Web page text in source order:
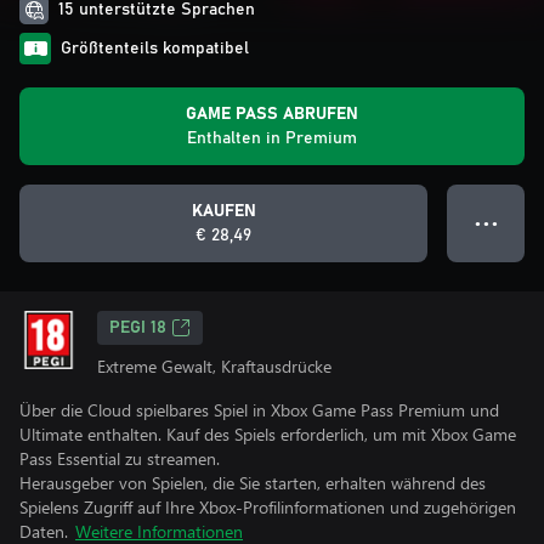
15 unterstützte Sprachen
Größtenteils kompatibel
GAME PASS ABRUFEN
Enthalten in Premium
KAUFEN
€ 28,49
● ● ●
PEGI 18
Extreme Gewalt, Kraftausdrücke
Über die Cloud spielbares Spiel in Xbox Game Pass Premium und
Ultimate enthalten. Kauf des Spiels erforderlich, um mit Xbox Game
Pass Essential zu streamen.
Herausgeber von Spielen, die Sie starten, erhalten während des
Spielens Zugriff auf Ihre Xbox-Profilinformationen und zugehörigen
Daten. Weitere Informationen